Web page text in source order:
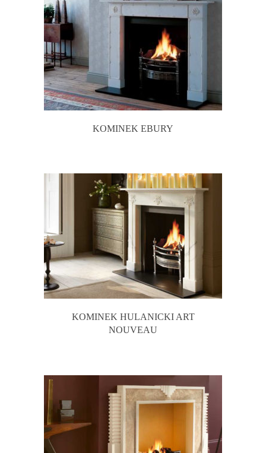
KOMINEK EBURY
KOMINEK HULANICKI ART
NOUVEAU